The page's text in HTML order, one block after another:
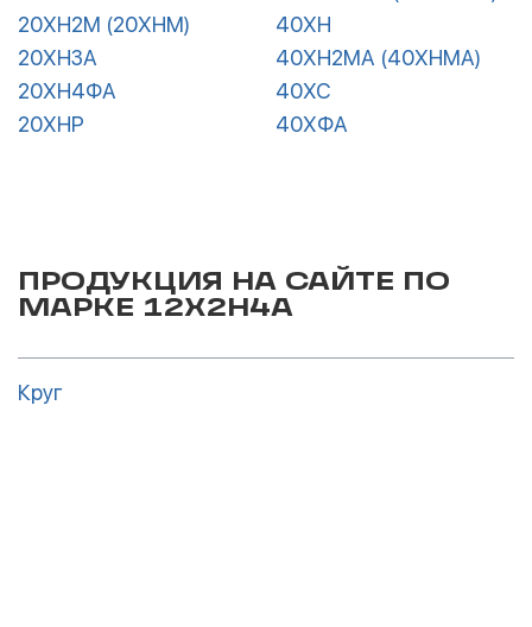
20ХН2М (20ХНМ)
20ХН3А
20ХН4ФА
20ХНР
40ХН
40ХН2МА (40ХНМА)
40ХС
40ХФА
ПРОДУКЦИЯ НА САЙТЕ ПО
МАРКЕ 12Х2Н4А
Круг